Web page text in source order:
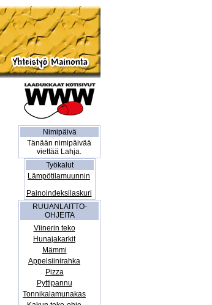
Nimipäivä
Tänään nimipäivää
viettää Lahja.
Työkalut
Lämpötilamuunnin
Painoindeksilaskuri
RUUANLAITTO-
OHJEITA
Viinerin teko
Hunajakarkit
Mämmi
Appelsiinirahka
Pizza
Pyttipannu
Tonnikalamunakas